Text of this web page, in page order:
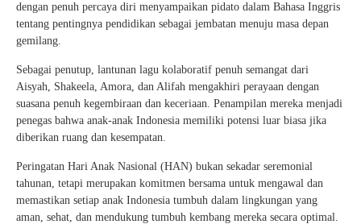
dengan penuh percaya diri menyampaikan pidato dalam Bahasa Inggris
tentang pentingnya pendidikan sebagai jembatan menuju masa depan
gemilang.
Sebagai penutup, lantunan lagu kolaboratif penuh semangat dari
Aisyah, Shakeela, Amora, dan Alifah mengakhiri perayaan dengan
suasana penuh kegembiraan dan keceriaan. Penampilan mereka menjadi
penegas bahwa anak-anak Indonesia memiliki potensi luar biasa jika
diberikan ruang dan kesempatan.
Peringatan Hari Anak Nasional (HAN) bukan sekadar seremonial
tahunan, tetapi merupakan komitmen bersama untuk mengawal dan
memastikan setiap anak Indonesia tumbuh dalam lingkungan yang
aman, sehat, dan mendukung tumbuh kembang mereka secara optimal.